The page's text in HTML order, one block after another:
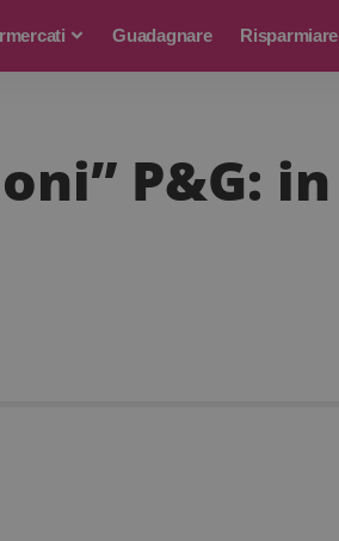
Guadagnare Risparmiare
P&G: in